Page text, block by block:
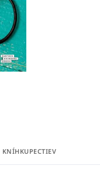
KNÍHKUPECTIEV